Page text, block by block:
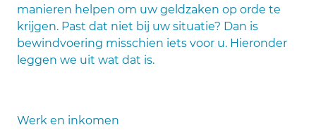
manieren helpen om uw geldzaken op orde te
krijgen. Past dat niet bij uw situatie? Dan is
bewindvoering misschien iets voor u. Hieronder
leggen we uit wat dat is.
Werk en inkomen